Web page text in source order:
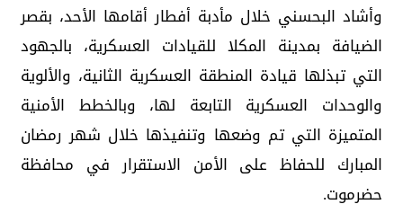
وأشاد البحسني خلال مأدبة أفطار أقامها الأحد، بقصر
الضيافة بمدينة المكلا للقيادات العسكرية، بالجهود
التي تبذلها قيادة المنطقة العسكرية الثانية، والألوية
والوحدات العسكرية التابعة لها، وبالخطط الأمنية
المتميزة التي تم وضعها وتنفيذها خلال شهر رمضان
المبارك للحفاظ على الأمن الاستقرار في محافظة
حضرموت.